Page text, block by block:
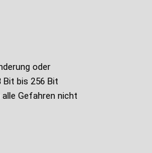
oder
Bit bis 256 Bit
Gefahren nicht